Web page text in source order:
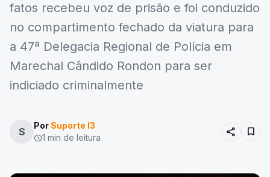
fatos recebeu voz de prisão e foi conduzido
no compartimento fechado da viatura para
a 47ª Delegacia Regional de Polícia em
Marechal Cândido Rondon para ser
indiciado criminalmente
S
PorSuporte I3
schedule1 min de leitura share bookmark